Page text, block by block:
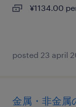
¥1134.00
posted 23 april
金属・非金属